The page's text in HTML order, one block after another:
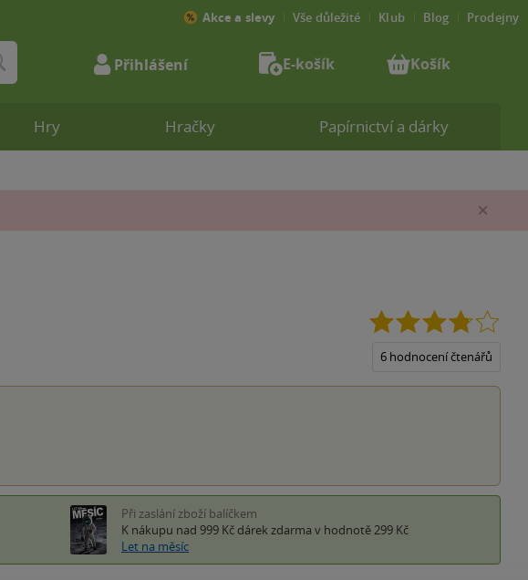
6 hodnocení čtenářů
Při zaslání zboží balíčkem
K nákupu nad 999 Kč dárek zdarma v hodnotě 299 Kč
Let na měsíc
Hry Hračky Papírnictví a dárky
Akce a slevy Vše důležité Klub Blog Prodejny
Přihlášení E-košík Košík